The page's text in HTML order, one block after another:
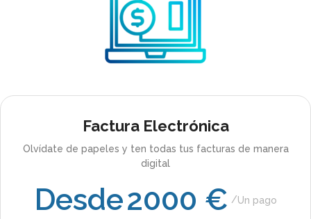
Factura Electrónica
Olvídate de papeles y ten todas tus facturas de manera
digital
Desde2000 € Un pago